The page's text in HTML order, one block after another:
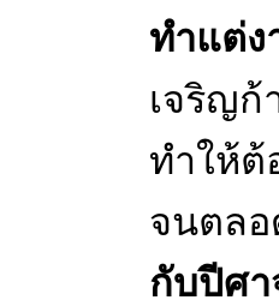
ทำแต่ง
เจริญก้
ทำให้ต้
จนตล
กับปีศา